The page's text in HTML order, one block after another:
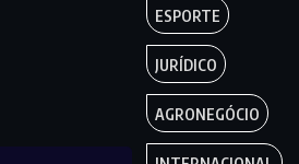
ESPORTE
JURÍDICO
AGRONEGÓCIO